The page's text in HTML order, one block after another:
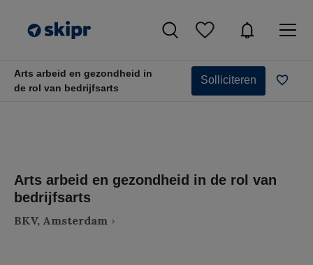
Arts arbeid en gezondheid in
de rol van bedrijfsarts
Solliciteren
Arts arbeid en gezondheid in de rol van
bedrijfsarts
BKV, Amsterdam